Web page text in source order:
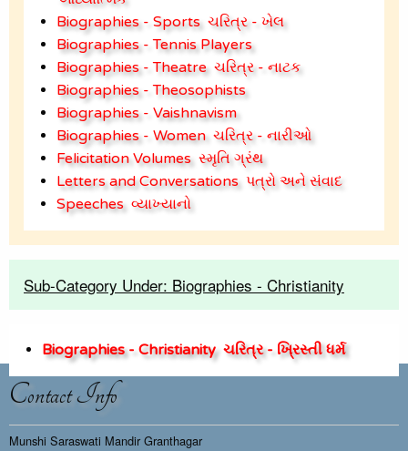
Biographies - Sports ચરિત્ર - ખેલ
Biographies - Tennis Players
Biographies - Theatre ચરિત્ર - નાટક
Biographies - Theosophists
Biographies - Vaishnavism
Biographies - Women ચરિત્ર - નારીઓ
Felicitation Volumes સ્મૃતિ ગ્રંથ
Letters and Conversations પત્રો અને સંવાદ
Speeches વ્યાખ્યાનો
Sub-Category Under: Biographies - Christianity
Biographies - Christianity ચરિત્ર - ખ્રિસ્તી ધર્મ
Contact Info
Munshi Saraswati Mandir Granthagar